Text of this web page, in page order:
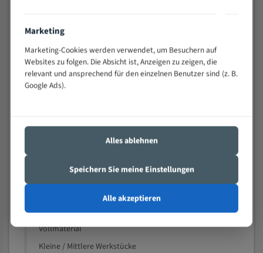
Technische Beschreibung:
Positiver Spanwinkel
Bandkörper aus hochlegiertem Federstahl
Nichteisenmetalle
Speziell entwickelt für Profile / Rohre
Vollmaterial
Kleine / Mittlere Werkstücke
Marketing
Marketing-Cookies werden verwendet, um Besuchern auf
Websites zu folgen. Die Absicht ist, Anzeigen zu zeigen, die
relevant und ansprechend für den einzelnen Benutzer sind (z. B.
Google Ads).
Alles ablehnen
Speichern Sie meine Einstellungen
Alle akzeptieren